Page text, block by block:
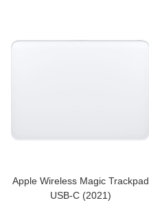
Apple Wireless Magic Trackpad
USB-C (2021)